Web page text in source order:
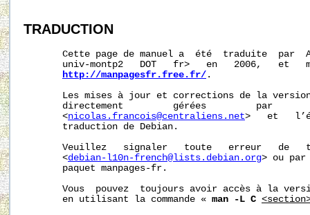
TRADUCTION
Cette page de manuel a  été  traduite  par
univ-montp2   DOT   fr>   en   2006,   et
http://manpagesfr.free.fr/ .
Les mises à jour et corrections de la
directement         gérées         par
       <
nicolas.francois@centraliens.net>   et
       traduction de Debian.
Veuillez   signaler   toute   erreur   de
       <
debian-l10n-french@lists.debian.org> ou par
       paquet manpages-fr.
Vous  pouvez  toujours avoir accès à la
       en utilisant la commande «
man -L C